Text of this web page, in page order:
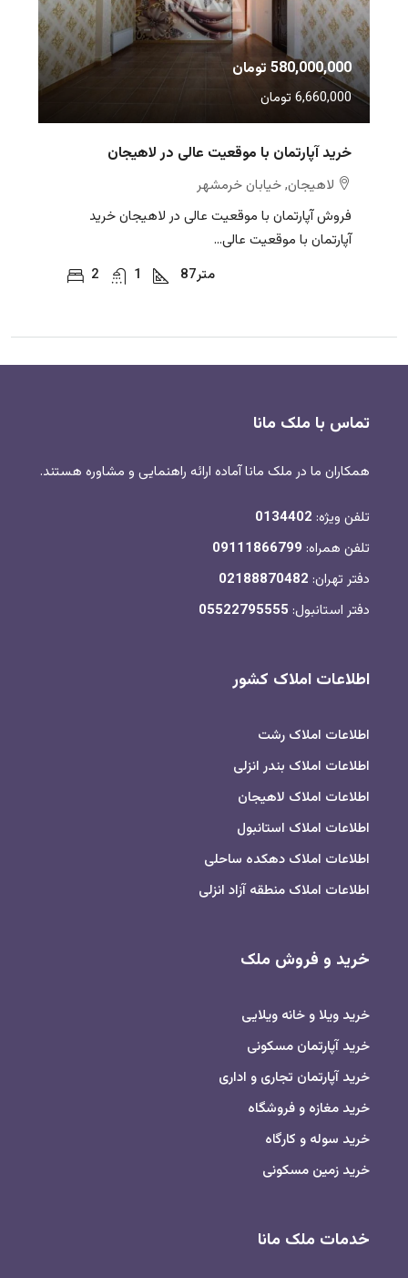
580,000,000 تومان
6,660,000 تومان
خرید آپارتمان با موقعیت عالی در لاهیجان
لاهیجان, خیابان خرمشهر
فروش آپارتمان با موقعیت عالی در لاهیجان خرید
آپارتمان با موقعیت عالی...
2
1 87متر
تماس با ملک مانا
همکاران ما در ملک مانا آماده ارائه راهنمایی و مشاوره هستند.
تلفن ویژه: 0134402
تلفن همراه: 09111866799
دفتر تهران: 02188870482
دفتر استانبول: 05522795555
اطلاعات املاک کشور
اطلاعات املاک رشت
اطلاعات املاک بندر انزلی
اطلاعات املاک لاهیجان
اطلاعات املاک استانبول
اطلاعات املاک دهکده ساحلی
اطلاعات املاک منطقه آزاد انزلی
خرید و فروش ملک
خرید ویلا و خانه ویلایی
خرید آپارتمان مسکونی
خرید آپارتمان تجاری و اداری
خرید مغازه و فروشگاه
خرید سوله و کارگاه
خرید زمین مسکونی
خدمات ملک مانا